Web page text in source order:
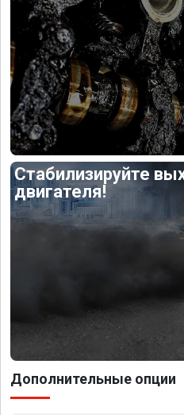
Стабилизируйте
двигателя!
Дополнительные опции